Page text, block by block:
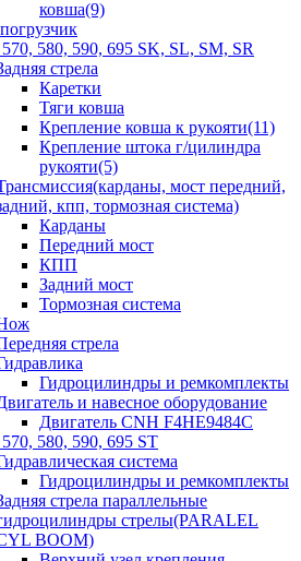
ковша(9)
580, 590, 695 SK, SL, SM, SR
стрела
Каретки
Тяги ковша
Крепление ковша к рукояти(11)
Крепление штока г/цилиндра
рукояти(5)
мост передний,
кпп, тормозная система)
Карданы
Передний мост
КПП
Задний мост
Тормозная система
стрела
Гидроцилиндры и ремкомплекты
и навесное оборудование
Двигатель CNH F4HE9484C
580, 590, 695 ST
система
Гидроцилиндры и ремкомплекты
стрела параллельные
стрелы(PARALEL
BOOM)